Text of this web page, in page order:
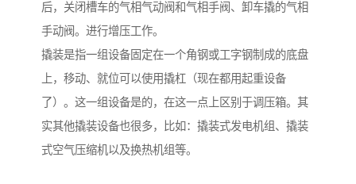
后，关闭槽车的气相气动阀和气相手阀、卸车撬的气相
手动阀。进行增压工作。
撬装是指一组设备固定在一个角钢或工字钢制成的底盘
上，移动、就位可以使用撬杠（现在都用起重设备
了）。这一组设备是的，在这一点上区别于调压箱。其
实其他撬装设备也很多，比如：撬装式发电机组、撬装
式空气压缩机以及换热机组等。